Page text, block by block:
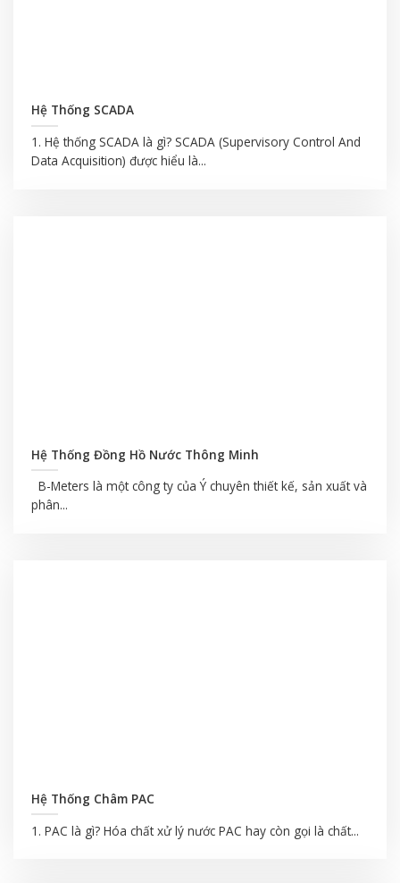
Hệ Thống SCADA
1. Hệ thống SCADA là gì? SCADA (Supervisory Control And
Data Acquisition) được hiểu là...
Hệ Thống Đồng Hồ Nước Thông Minh
B-Meters là một công ty của Ý chuyên thiết kế, sản xuất và
phân...
Hệ Thống Châm PAC
1. PAC là gì? Hóa chất xử lý nước PAC hay còn gọi là chất...